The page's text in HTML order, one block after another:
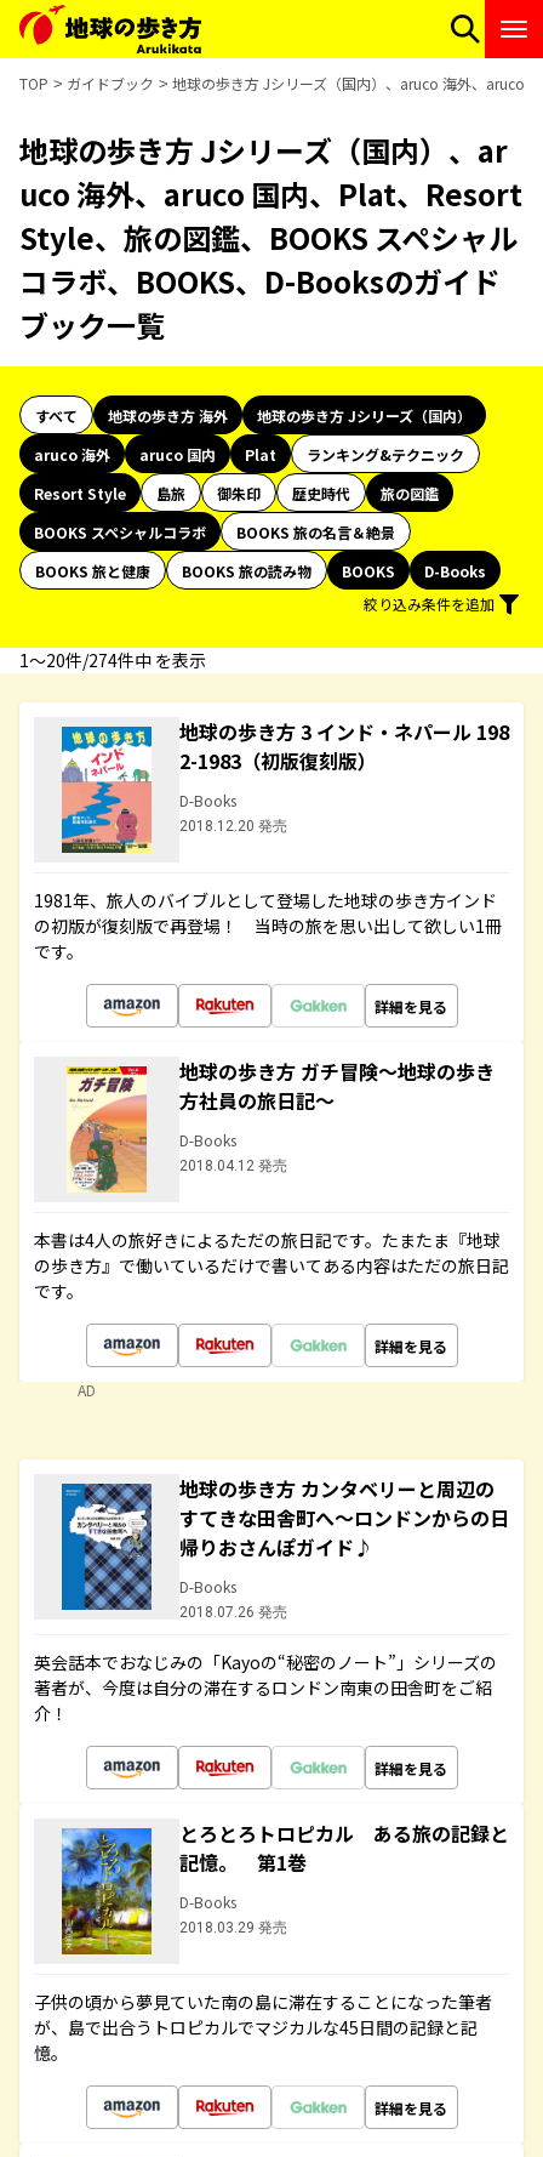
TOP ガイドブック 地球の歩き方 Jシリーズ（国内）、aruco 海外、aruco
地球の歩き方 Jシリーズ（国内）、ar
uco 海外、aruco 国内、Plat、Resort
Style、旅の図鑑、BOOKS スペシャル
コラボ、BOOKS、D-Booksのガイド
ブック一覧
すべて 地球の歩き方 海外
地球の歩き方 Jシリーズ（国内）
aruco 海外
aruco 国内 Plat
ランキング&テクニック
Resort Style
島旅 御朱印 歴史時代
旅の図鑑
BOOKS スペシャルコラボ
BOOKS 旅の名言＆絶景
BOOKS 旅と健康
BOOKS 旅の読み物 BOOKS
D-Books
絞り込み条件を追加
1〜20件/274件中 を表示
地球の歩き方 3 インド・ネパール 198
2-1983（初版復刻版）
D-Books
2018.12.20 発売
1981年、旅人のバイブルとして登場した地球の歩き方インド
の初版が復刻版で再登場！ 当時の旅を思い出して欲しい1冊
です。
詳細を見る
地球の歩き方 ガチ冒険～地球の歩き
方社員の旅日記～
D-Books
2018.04.12 発売
本書は4人の旅好きによるただの旅日記です。たまたま『地球
の歩き方』で働いているだけで書いてある内容はただの旅日記
です。
詳細を見る
AD
地球の歩き方 カンタベリーと周辺の
すてきな田舎町へ～ロンドンからの日
帰りおさんぽガイド♪
D-Books
2018.07.26 発売
英会話本でおなじみの「Kayoの“秘密のノート”」シリーズの
著者が、今度は自分の滞在するロンドン南東の田舎町をご紹
介！
詳細を見る
とろとろトロピカル ある旅の記録と
記憶。 第1巻
D-Books
2018.03.29 発売
子供の頃から夢見ていた南の島に滞在することになった筆者
が、島で出合うトロピカルでマジカルな45日間の記録と記
憶。
詳細を見る